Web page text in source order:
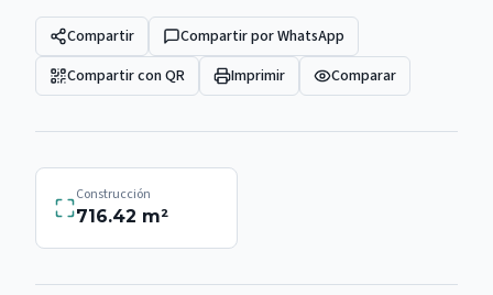
Compartir
Compartir por WhatsApp
Compartir con QR
Imprimir Comparar
Construcción
716.42 m²